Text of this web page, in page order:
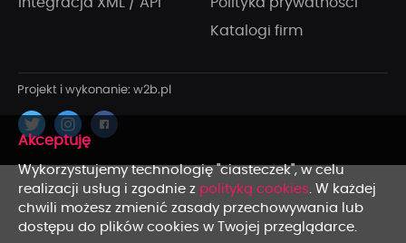
Katalogi firm
x
Wykorzystujemy technologię "ciasteczek", w celu
realizacji usług i zgodnie z polityką cookies. W każdej
chwili możesz zmienić zasady przechowywania lub
dostępu do plików cookies w Twojej przeglądarce.